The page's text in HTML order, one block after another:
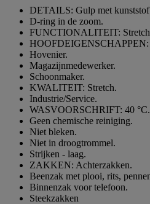
sterren.
DETAILS: Gulp met
D-ring in de zoom.
FUNCTIONALITEIT:
HOOFDEIGENSCHAPPEN:
Hovenier.
Magazijnmedewerker.
Schoonmaker.
KWALITEIT: Stretch.
Industrie/Service.
WASVOORSCHRIFT: 40 °C.
Geen chemische reiniging.
Niet bleken.
Niet in droogtrommel.
Strijken - laag.
ZAKKEN: Achterzakken.
Beenzak met plooi, rits,
Binnenzak voor telefoon.
Steekzakken